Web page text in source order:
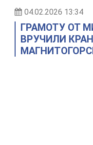
04.02.2026 13:34
ГРАМОТУ ОТ
ВРУЧИЛИ